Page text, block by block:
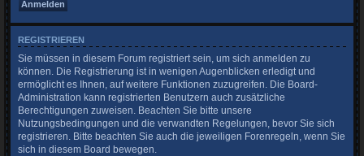
REGISTRIEREN
Sie müssen in diesem Forum registriert sein, um sich anmelden zu
können. Die Registrierung ist in wenigen Augenblicken erledigt und
ermöglicht es Ihnen, auf weitere Funktionen zuzugreifen. Die Board-
Administration kann registrierten Benutzern auch zusätzliche
Berechtigungen zuweisen. Beachten Sie bitte unsere
Nutzungsbedingungen und die verwandten Regelungen, bevor Sie sich
registrieren. Bitte beachten Sie auch die jeweiligen Forenregeln, wenn Sie
sich in diesem Board bewegen.